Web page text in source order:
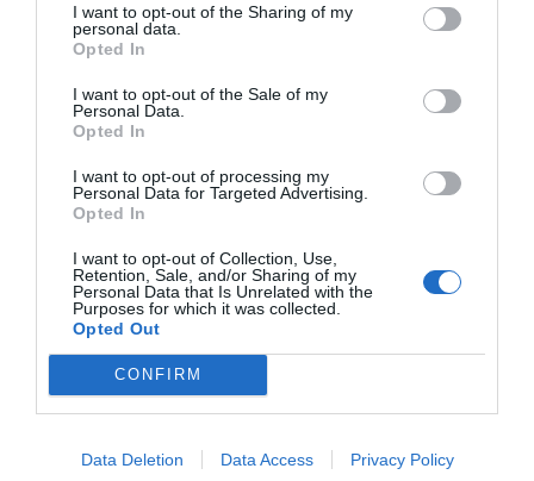
I want to opt-out of the Sharing of my
personal data.
Opted In
I want to opt-out of the Sale of my
Personal Data.
Opted In
I want to opt-out of processing my
Personal Data for Targeted Advertising.
Opted In
I want to opt-out of Collection, Use,
Retention, Sale, and/or Sharing of my
Personal Data that Is Unrelated with the
Purposes for which it was collected.
Opted Out
CONFIRM
Data Deletion Data Access Privacy Policy